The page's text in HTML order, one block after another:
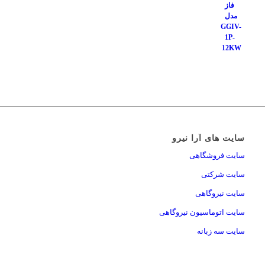
سایت های آرا نیرو
سایت فروشگاهی
سایت شرکتی
سایت نیروگاهی
سایت اتوماسیون نیروگاهی
سایت سه زبانه